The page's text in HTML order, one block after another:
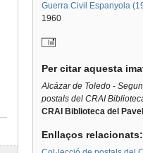
Guerra Civil Espanyola
1960
Per citar aquesta
Alcázar de Toledo -
postals del CRAI
CRAI Biblioteca del
Enllaços